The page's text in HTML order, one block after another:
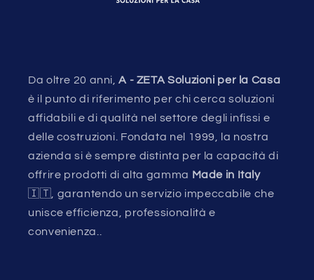
Da oltre 20 anni,A - ZETA Soluzioni per la Casa
è il punto di riferimento per chi cerca soluzioni
affidabili e di qualità nel settore degli infissi e
delle costruzioni. Fondata nel 1999, la nostra
azienda si è sempre distinta per la capacità di
offrire prodotti di alta gamma Made in Italy
🇮🇹, garantendo un servizio impeccabile che
unisce efficienza, professionalità e
convenienza..